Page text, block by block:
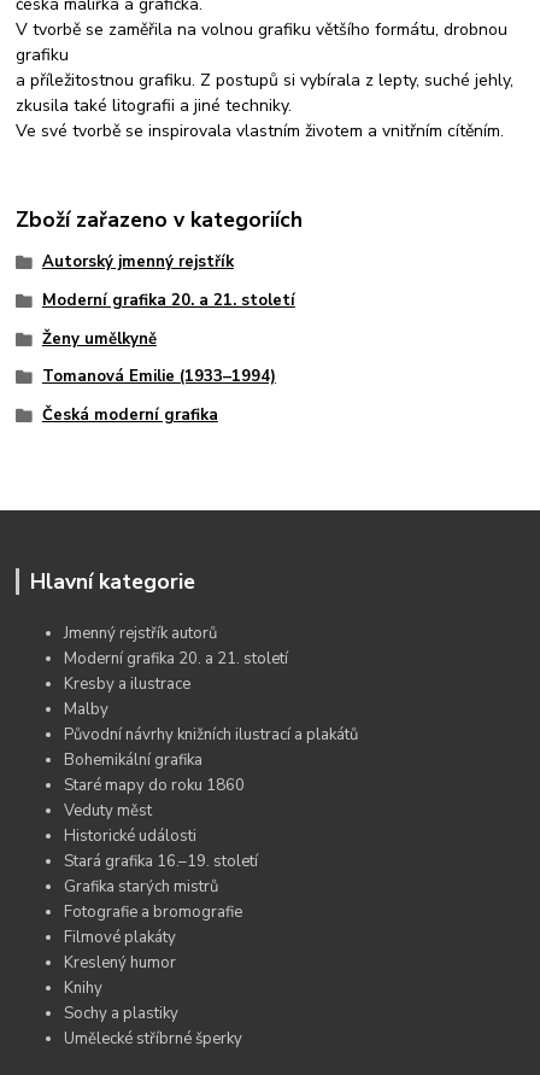
V tvorbě se zaměřila na volnou grafiku většího formátu, drobnou
grafiku
a příležitostnou grafiku. Z postupů si vybírala z lepty, suché jehly,
zkusila také litografii a jiné techniky.
Ve své tvorbě se inspirovala vlastním životem a vnitřním cítěním.
Zboží zařazeno v kategoriích
Autorský jmenný rejstřík
Moderní grafika 20. a 21. století
Ženy umělkyně
Tomanová Emilie (1933–1994)
Česká moderní grafika
Hlavní kategorie
Jmenný rejstřík autorů
Moderní grafika 20. a 21. století
Kresby a ilustrace
Malby
Původní návrhy knižních ilustrací a plakátů
Bohemikální grafika
Staré mapy do roku 1860
Veduty měst
Historické události
Stará grafika 16.–19. století
Grafika starých mistrů
Fotografie a bromografie
Filmové plakáty
Kreslený humor
Knihy
Sochy a plastiky
Umělecké stříbrné šperky